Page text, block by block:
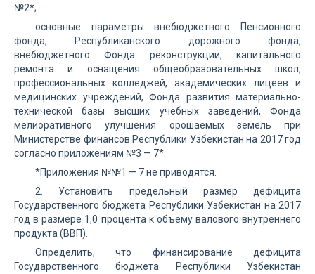
№2*;
основные параметры внебюджетного Пенсионного
фонда, Республиканского дорожного фонда,
внебюджетного Фонда реконструкции, капитального
ремонта и оснащения общеобразовательных школ,
профессиональных колледжей, академических лицеев и
медицинских учреждений, Фонда развития материально-
технической базы высших учебных заведений, Фонда
мелиоративного улучшения орошаемых земель при
Министерстве финансов Республики Узбекистан на 2017 год
согласно приложениям №3 — 7*.
*Приложения №№1 — 7 не приводятся.
2. Установить предельный размер дефицита
Государственного бюджета Республики Узбекистан на 2017
год в размере 1,0 процента к объему валового внутреннего
продукта (ВВП).
Определить, что финансирование дефицита
Государственного бюджета Республики Узбекистан